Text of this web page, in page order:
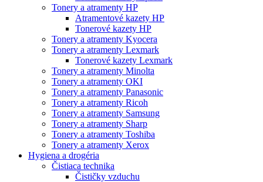
Tonery a atramenty HP
Atramentové kazety HP
Tonerové kazety HP
Tonery a atramenty Kyocera
Tonery a atramenty Lexmark
Tonerové kazety Lexmark
Tonery a atramenty Minolta
Tonery a atramenty OKI
Tonery a atramenty Panasonic
Tonery a atramenty Ricoh
Tonery a atramenty Samsung
Tonery a atramenty Sharp
Tonery a atramenty Toshiba
Tonery a atramenty Xerox
Hygiena a drogéria
Čistiaca technika
Čističky vzduchu